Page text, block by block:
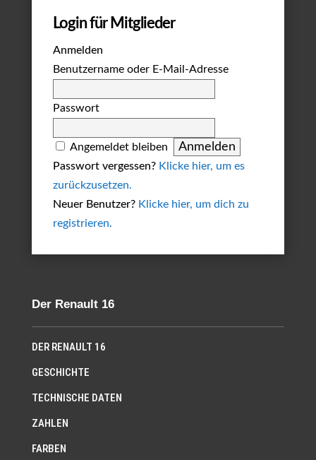
Login für Mitglieder
Anmelden
Benutzername oder E-Mail-Adresse
Passwort
Angemeldet bleiben
Passwort vergessen? Klicke hier, um es
zurückzusetzen.
Neuer Benutzer? Klicke hier, um dich zu
registrieren.
Der Renault 16
DER RENAULT 16
GESCHICHTE
TECHNISCHE DATEN
ZAHLEN
FARBEN